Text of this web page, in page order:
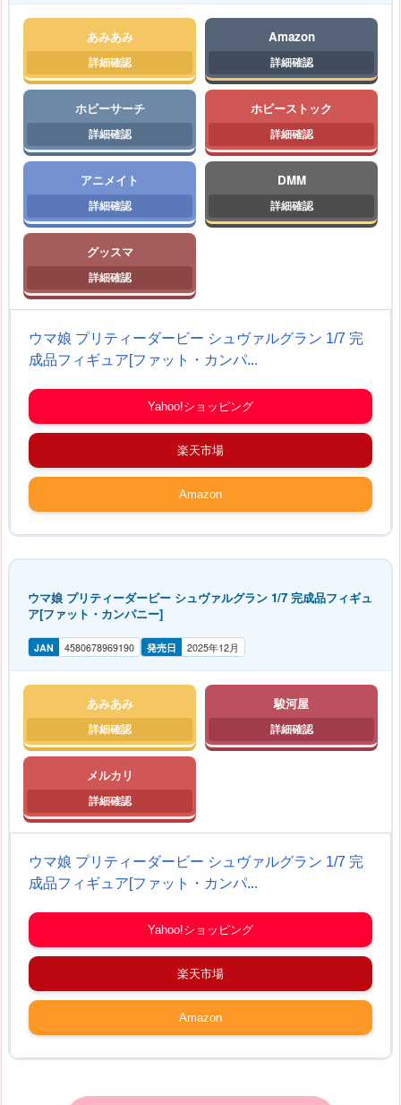
あみあみ Amazon
ホビーサーチ ホビーストック
アニメイト DMM
グッスマ
ウマ娘 プリティーダービー シュヴァルグラン 1/7 完
成品フィギュア[ファット・カンパ...
Yahoo!ショッピング
楽天市場
Amazon
ウマ娘 プリティーダービー シュヴァルグラン 1/7 完成品フィギュ
ア[ファット・カンパニー]
JAN 4580678969190 発売日 2025年12月
あみあみ 駿河屋
メルカリ
ウマ娘 プリティーダービー シュヴァルグラン 1/7 完
成品フィギュア[ファット・カンパ...
Yahoo!ショッピング
楽天市場
Amazon